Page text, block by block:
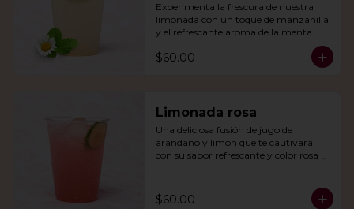
Experimenta la frescura de nuestra
limonada con un toque de manzanilla
y el refrescante aroma de la menta.
$60.00
Limonada rosa
Una deliciosa fusión de jugo de
arándano y limón que te cautivará
con su sabor refrescante y color rosa
$60.00